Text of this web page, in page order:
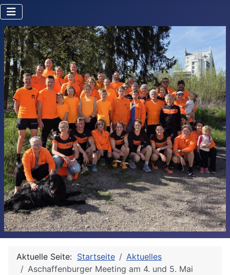
Aktuelle Seite: Startseite
Aktuelles
Aschaffenburger Meeting am 4. und 5. Mai